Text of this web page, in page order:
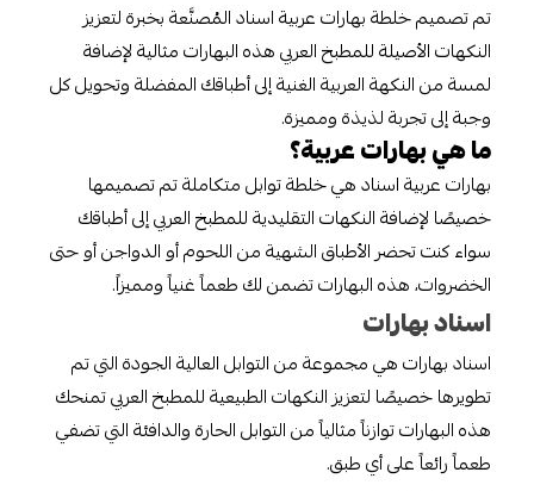
تم تصميم خلطة بهارات عربية اسناد المُصنَّعة بخبرة لتعزيز
النكهات الأصيلة للمطبخ العربي هذه البهارات مثالية لإضافة
لمسة من النكهة العربية الغنية إلى أطباقك المفضلة وتحويل كل
وجبة إلى تجربة لذيذة ومميزة.
ما هي بهارات عربية؟
بهارات عربية اسناد هي خلطة توابل متكاملة تم تصميمها
خصيصًا لإضافة النكهات التقليدية للمطبخ العربي إلى أطباقك
سواء كنت تحضر الأطباق الشهية من اللحوم أو الدواجن أو حتى
الخضروات، هذه البهارات تضمن لك طعماً غنياً ومميزاً.
اسناد بهارات
اسناد بهارات هي مجموعة من التوابل العالية الجودة التي تم
تطويرها خصيصًا لتعزيز النكهات الطبيعية للمطبخ العربي تمنحك
هذه البهارات توازناً مثالياً من التوابل الحارة والدافئة التي تضفي
طعماً رائعاً على أي طبق.